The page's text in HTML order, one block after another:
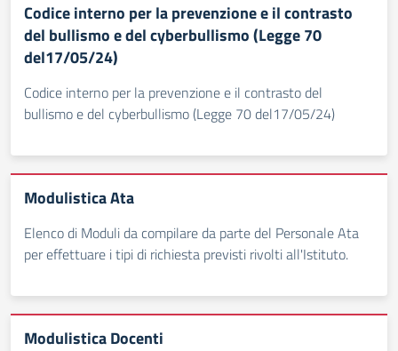
Codice interno per la prevenzione e il contrasto
del bullismo e del cyberbullismo (Legge 70
del17/05/24)
Codice interno per la prevenzione e il contrasto del
bullismo e del cyberbullismo (Legge 70 del17/05/24)
Modulistica Ata
Elenco di Moduli da compilare da parte del Personale Ata
per effettuare i tipi di richiesta previsti rivolti all'Istituto.
Modulistica Docenti